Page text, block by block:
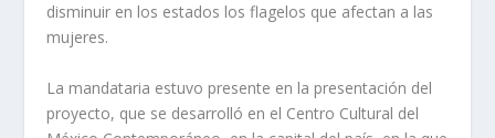
disminuir en los estados los flagelos que afectan a las
mujeres.
La mandataria estuvo presente en la presentación del
proyecto, que se desarrolló en el Centro Cultural del